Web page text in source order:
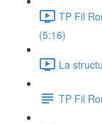
TP Fil
(5:16)
La
TP Fil